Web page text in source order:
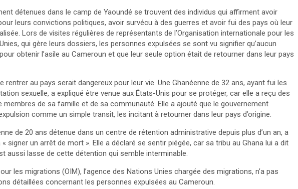
détenues dans le camp de Yaoundé se trouvent des individus qui affirment avoir
leurs convictions politiques, avoir survécu à des guerres et avoir fui des pays où leur
Lors de visites régulières de représentants de l’Organisation internationale pour les
qui gère leurs dossiers, les personnes expulsées se sont vu signifier qu’aucun
obtenir l’asile au Cameroun et que leur seule option était de retourner dans leur pays
rentrer au pays serait dangereux pour leur vie. Une Ghanéenne de 32 ans, ayant fui les
sexuelle, a expliqué être venue aux États-Unis pour se protéger, car elle a reçu des
de sa famille et de sa communauté. Elle a ajouté que le gouvernement
comme un simple transit, les incitant à retourner dans leur pays d’origine.
de 20 ans détenue dans un centre de rétention administrative depuis plus d’un an, a
signer un arrêt de mort ». Elle a déclaré se sentir piégée, car sa tribu au Ghana lui a dit
aussi lasse de cette détention qui semble interminable.
les migrations (OIM), l’agence des Nations Unies chargée des migrations, n’a pas
détaillées concernant les personnes expulsées au Cameroun.